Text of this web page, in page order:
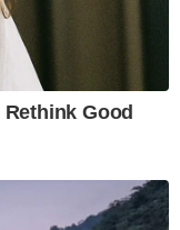
Rethink Good